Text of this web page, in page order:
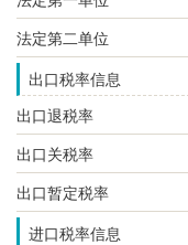
法定第二单位
出口税率信息
出口退税率
出口关税率
出口暂定税率
进口税率信息